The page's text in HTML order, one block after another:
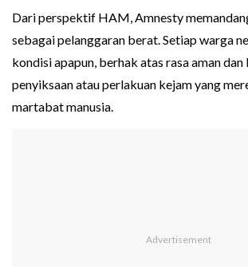
Dari perspektif HAM, Amnesty
sebagai pelanggaran berat. Setiap warga
kondisi apapun, berhak atas rasa aman
penyiksaan atau perlakuan kejam yang
martabat manusia.